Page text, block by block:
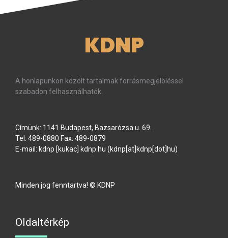
KDNP
A honlapunkon közölt tartalmak forrásmegjelöléssel
szabadon felhasználhatók.
Címünk: 1141 Budapest, Bazsarózsa u. 69.
Tel: 489-0880 Fax: 489-0879
E-mail: kdnp [kukac] kdnp hu (kdnp[at]kdnp[dot]hu)
Minden jog fenntartva! © KDNP
Oldaltérkép